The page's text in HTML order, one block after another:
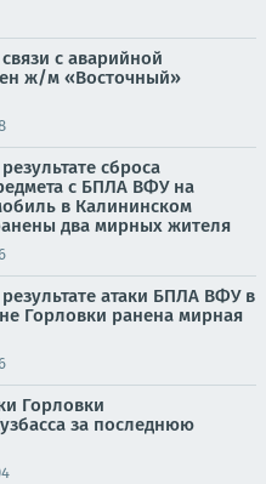
с аварийной
ж/м «Восточный»
сброса
с БПЛА ВФУ на
в Калининском
два мирных жителя
атаки БПЛА ВФУ в
Горловки ранена мирная
Горловки
за последнюю